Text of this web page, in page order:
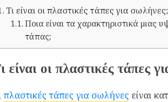
Τι είναι οι πλαστικές τάπες για σωλήνες;
Ποια είναι τα χαρακτηριστικά μιας
τάπας;
είναι οι πλαστικές τάπες
πλαστικές τάπες για σωλήνες είναι